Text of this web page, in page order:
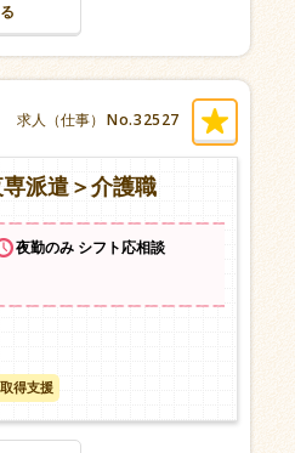
求人（仕事） No.32527
派遣＞介護職
夜勤のみ シフト応相談
得支援